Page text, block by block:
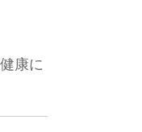
康に